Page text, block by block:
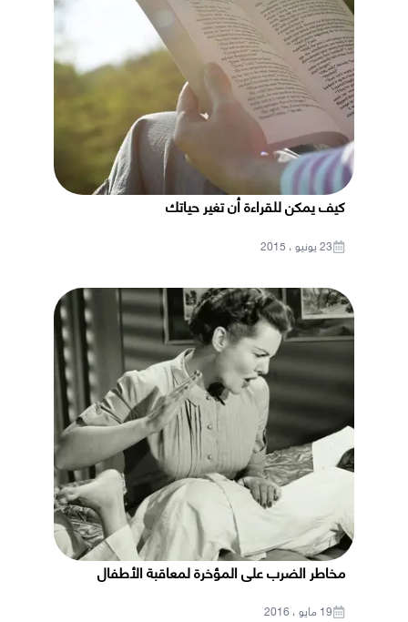
كيف يمكن للقراءة أن تغير حياتك
23 يونيو ، 2015
مخاطر الضرب على المؤخرة لمعاقبة الأطفال
19 مايو ، 2016